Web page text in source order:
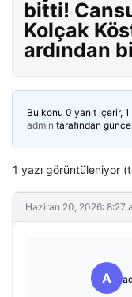
bitti!
Kolçak
ardından
Bu konu 0 yanıt içerir,
admin tarafından
1 yazı görüntüleniyor
Haziran 20, 2026: 8:27
A